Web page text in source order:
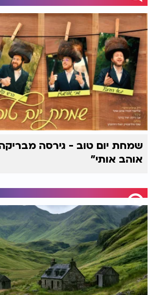
שמחת יום טוב - גירסה
אוהב אותי"